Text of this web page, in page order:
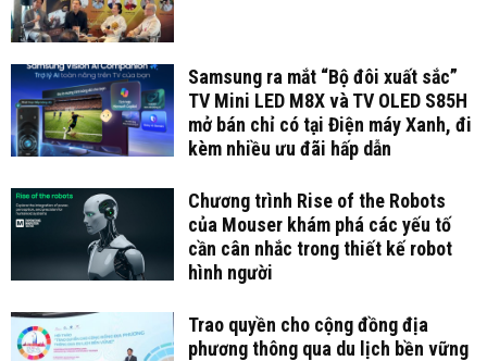
Samsung ra mắt “Bộ đôi xuất sắc”
TV Mini LED M8X và TV OLED S85H
mở bán chỉ có tại Điện máy Xanh, đi
kèm nhiều ưu đãi hấp dẫn
Chương trình Rise of the Robots
của Mouser khám phá các yếu tố
cần cân nhắc trong thiết kế robot
hình người
Trao quyền cho cộng đồng địa
phương thông qua du lịch bền vững